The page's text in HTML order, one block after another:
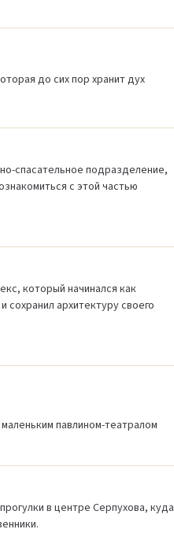
до сих пор хранит дух
спасательное подразделение,
с этой частью
который начинался как
сохранил архитектуру своего
павлином-театралом
в центре Серпухова, куда